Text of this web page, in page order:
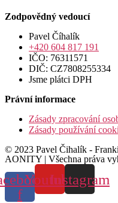
Zodpovědný vedoucí
Pavel Číhalík
+420 604 817 191
IČO: 76311571
DIČ: CZ7808255334
Jsme plátci DPH
Právní informace
Zásady zpracování
Zásady používání
© 2023 Pavel Čihalík -
AONITY | Všechna práva
f
YoutubeInstagram